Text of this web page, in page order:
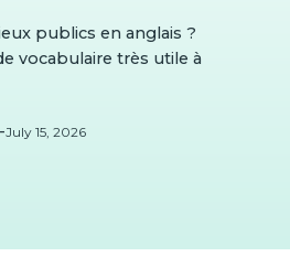
publics en anglais ?
vocabulaire très utile à
-July 15, 2026